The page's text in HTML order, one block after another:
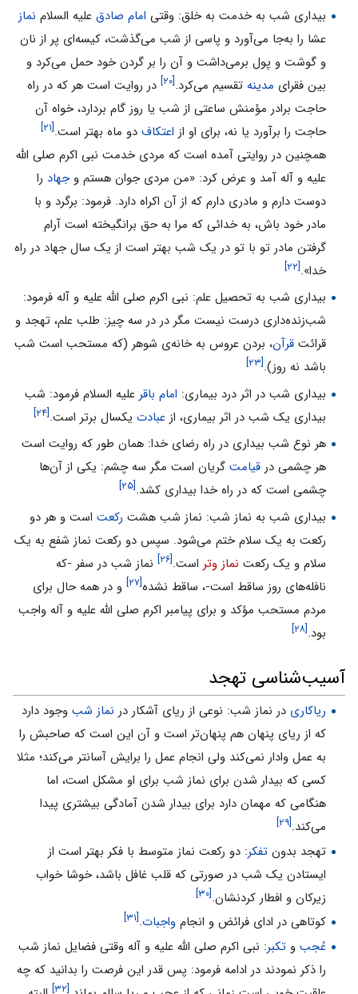
بیداری شب به خدمت به خلق: وقتى امام صادقعلیه السلام نماز
عشا را به‌جا مى‌آورد و پاسى از شب مى‌گذشت، کیسه‌ای پر از نان
و گوشت و پول برمى‌داشت و آن را بر گردن خود حمل مى‌کرد و
بین فقرای مدینه‌تقسیم می‌کرد.[۲۰]
در روایت است هر که در راه
حاجت برادر مؤمنش ساعتى از شب یا روز گام بردارد، خواه آن
حاجت را برآورد یا نه، براى او از اعتکاف دو ماه بهتر است.[۲۱]
همچنین در روایتی آمده است که مردى خدمت نبى اکرم صلی الله
علیه و آله آمد و عرض کرد: «من مردى جوان هستم وجهاد را
دوست دارم و مادرى دارم که از آن اکراه دارد. فرمود: برگرد و با
مادر خود باش، به خدائى که مرا به حق برانگیخته است آرام
گرفتن مادر تو با تو در یک شب بهتر است از یک سال جهاد در راه
خدا».[۲۲]
بیداری شب به تحصیل علم: نبى اکرم صلی الله علیه و آله فرمود:
شب‌زنده‌داری درست نیست مگر در در سه چیز: طلب علم، تهجد و
قرائت قرآن، بردن عروس به خانه‌ی شوهر (که مستحب است شب
باشد نه روز).[۲۳]
بیداری شب در اثر درد بیماری: امام باقر علیه السلام فرمود: شب‌
بیداری یک شب در اثر بیماری، ‌از عبادتیکسال برتر است.[۲۴]
هر نوع شب بیداری در راه رضای خدا: همان طور که روایت است
هر چشمی در قیامتگریان است مگر سه چشم: یکی از آن‌ها
چشمی است که در راه خدا بیداری کشد.[۲۵]
بیداری شب به نماز شب: نماز شب هشت رکعتاست و هر دو
رکعت به یک سلام ختم می‌شود. سپس دو رکعت نماز شفع به یک
سلام و یک رکعت نماز وتر است.[۲۶]
نماز شب در سفر -که
نافله‌هاى روز ساقط است-، ساقط نشده[۲۷]
و در همه حال براى
مردم مستحب مؤکد و براى پیامبر اکرم صلی الله علیه و آله واجب
بود.[۲۸]
آسیب‌شناسی تهجد
ریاکاری در نماز شب: نوعی از ریاى آشکار در نماز شبوجود دارد
که از ریای پنهان هم پنهان‌تر است و آن این است که صاحبش را
به عمل وادار نمى‌کند ولى انجام عمل را برایش آسانتر مى‌کند؛ مثلا
کسى که بیدار شدن براى نماز شب برای او مشکل است، اما
هنگامى که مهمان دارد براى بیدار شدن آمادگى بیشترى پیدا
مى‌کند.[۲۹]
تهجد بدون تفکر: دو رکعت نماز متوسط با فکر بهتر است از
ایستادن یک شب در صورتى که قلب غافل باشد، خوشا خواب
زیرکان و افطار کردنشان.[۳۰]
کوتاهی در اداى فرائض و انجام واجبات.[۳۱]
عُجبو تکبر: نبى اکرم صلی الله علیه و آله وقتی فضایل نماز شب
را ذکر نمودند در ادامه فرمود: پس قدر این فرصت را بدانید که چه
[۳۲]